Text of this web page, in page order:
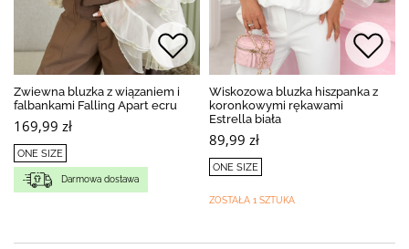
Zwiewna bluzka z wiązaniem i
falbankami Falling Apart ecru
169,99 zł
ONE SIZE
Darmowa dostawa
Wiskozowa bluzka hiszpanka z
koronkowymi rękawami
Estrella biała
89,99 zł
ONE SIZE
ZOSTAŁA 1 SZTUKA